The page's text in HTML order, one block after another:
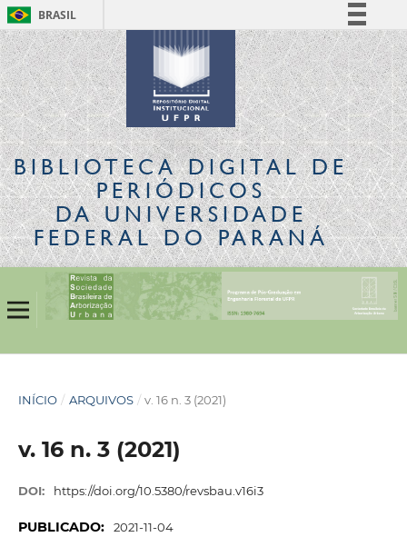
BRASIL
Simplifique!
Comunica BR
Participe
Acesso à informação
Legislação
Canais
BIBLIOTECA DIGITALDE
PERIÓDICOS
DA UNIVERSIDADE
FEDERAL DO PARANÁ
INÍCIO / ARQUIVOS / v. 16 n. 3 (2021)
v. 16 n. 3 (2021)
DOI: https://doi.org/10.5380/revsbau.v16i3
PUBLICADO: 2021-11-04